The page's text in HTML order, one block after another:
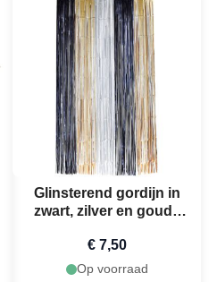
Glinsterend gordijn in
zwart, zilver en goud -
€ 7,50
Op voorraad